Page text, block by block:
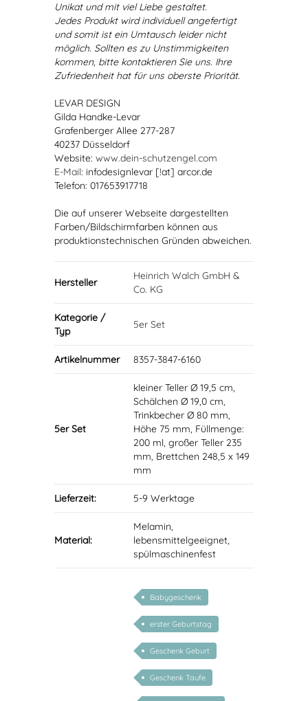
Unikat und mit viel Liebe gestaltet.
Jedes Produkt wird individuell angefertigt
und somit ist ein Umtausch leider nicht
möglich. Sollten es zu Unstimmigkeiten
kommen, bitte kontaktieren Sie uns. Ihre
Zufriedenheit hat für uns oberste Priorität.
LEVAR DESIGN
Gilda Handke-Levar
Grafenberger Allee 277-287
40237 Düsseldorf
Website: www.dein-schutzengel.com
E-Mail: infodesignlevar [!at] arcor.de
Telefon: 017653917718
Die auf unserer Webseite dargestellten
Farben/Bildschirmfarben können aus
produktionstechnischen Gründen abweichen.
Hersteller
Heinrich Walch GmbH &
Co. KG
Kategorie /
Typ
5er Set
Artikelnummer 8357-3847-6160
5er Set
kleiner Teller Ø 19,5 cm,
Schälchen Ø 19,0 cm,
Trinkbecher Ø 80 mm,
Höhe 75 mm, Füllmenge:
200 ml, großer Teller 235
mm, Brettchen 248,5 x 149
mm
Lieferzeit: 5-9 Werktage
Material:
Melamin,
lebensmittelgeeignet,
spülmaschinenfest
Babygeschenk
erster Geburtstag
Geschenk Geburt
Geschenk Taufe